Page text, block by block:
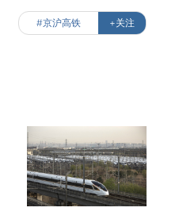
#京沪高铁 +关注